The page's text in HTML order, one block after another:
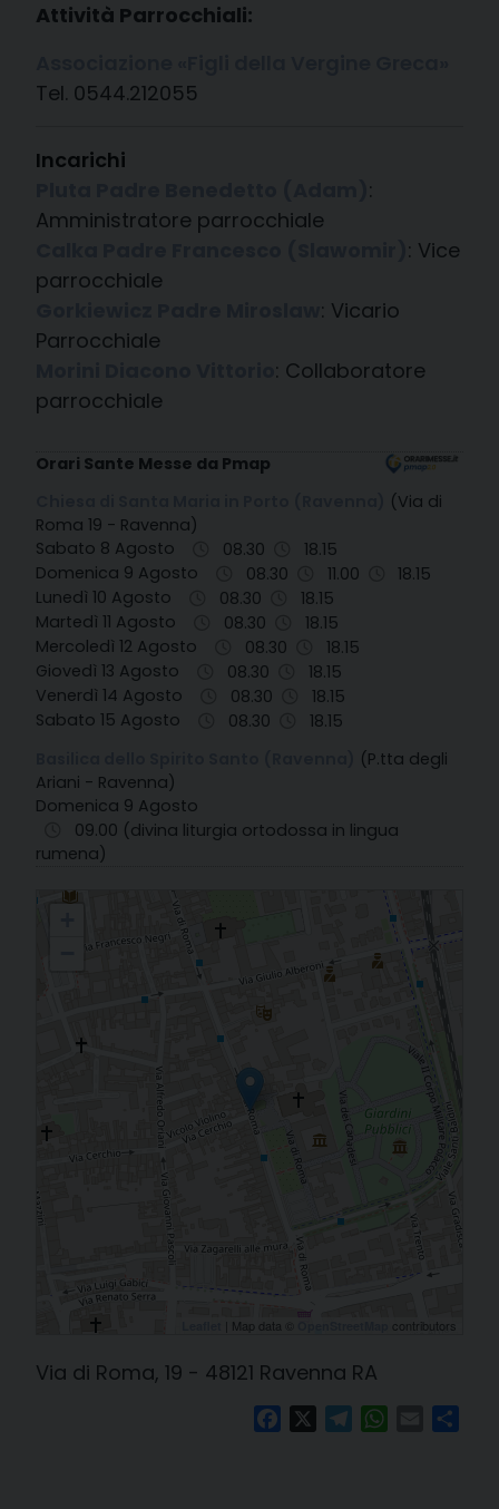
Attività Parrocchiali:
Tel. 0544.212055
Incarichi
:
Amministratore parrocchiale
: Vice
parrocchiale
: Vicario
Parrocchiale
: Collaboratore
parrocchiale
Orari Sante Messe da Pmap
(Via di
Roma 19 - Ravenna)
Sabato 8 Agosto
08.30
18.15
Domenica 9 Agosto
08.30 11.00
18.15
Lunedì 10 Agosto
08.30
18.15
Martedì 11 Agosto
08.30
18.15
Mercoledì 12 Agosto
08.30
18.15
Giovedì 13 Agosto
08.30
18.15
Venerdì 14 Agosto
08.30
18.15
Sabato 15 Agosto
08.30
18.15
(P.tta degli
Ariani - Ravenna)
Domenica 9 Agosto
09.00 (divina liturgia ortodossa in lingua
rumena)
42. Ravenna - S. Maria in Porto
| Map data © contributors
Via di Roma, 19 - 48121 Ravenna RA
FacebookTelegram
WhatsApp
Email